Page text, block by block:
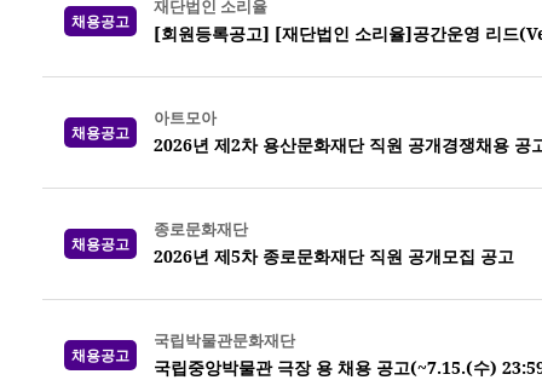
채용공고
재단법인 소리율
[회원등록공고] [재단법인 소리율]공간운영 리드
채용공고
아트모아
2026년 제2차 용산문화재단 직원 공개경쟁채용 공
채용공고
종로문화재단
2026년 제5차 종로문화재단 직원 공개모집 공고
채용공고
국립박물관문화재단
국립중앙박물관 극장 용 채용 공고(~7.15.(수)